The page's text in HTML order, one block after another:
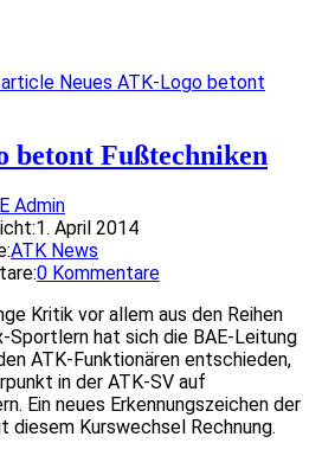
betont Fußtechniken
Admin
1. April 2014
ATK News
0 Kommentare
Kritik vor allem aus den Reihen
Sportlern hat sich die BAE-Leitung
ATK-Funktionären entschieden,
in der ATK-SV auf
Ein neues Erkennungszeichen der
Kurswechsel Rechnung.